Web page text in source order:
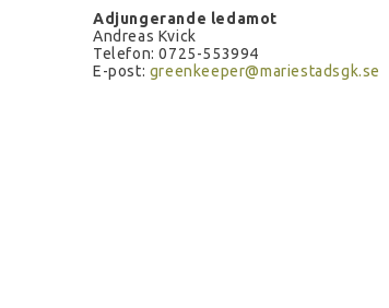
Adjungerande ledamot
Andreas Kvick
Telefon: 0725-553994
E-post: greenkeeper@mariestadsgk.se